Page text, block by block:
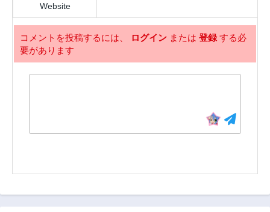
Website
コメントを投稿するには、 ログイン または 登録する必
要があります